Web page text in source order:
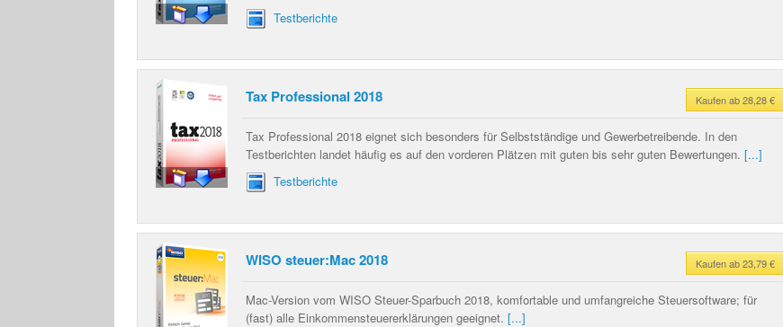
Testberichte
Kaufen ab 28,28 €
Tax Professional 2018
Tax Professional 2018 eignet sich besonders für Selbstständige und Gewerbetreibende. In den
Testberichten landet häufig es auf den vorderen Plätzen mit guten bis sehr guten Bewertungen. [...]
Testberichte
Kaufen ab 23,79 €
WISO steuer:Mac 2018
Mac-Version vom WISO Steuer-Sparbuch 2018, komfortable und umfangreiche Steuersoftware; für
(fast) alle Einkommensteuererklärungen geeignet. [...]